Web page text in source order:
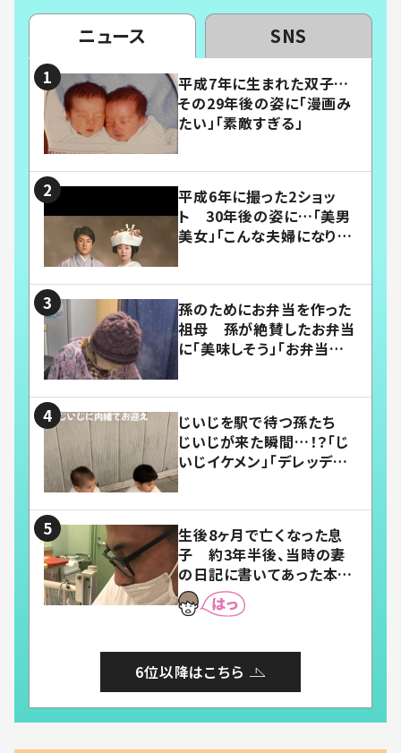
ニュース SNS
平成7年に生まれた双子…
その29年後の姿に「漫画み
たい」「素敵すぎる」
平成6年に撮った2ショッ
ト 30年後の姿に…「美男
美女」「こんな夫婦になりた
孫のためにお弁当を作った
祖母 孫が絶賛したお弁当
に「美味しそう」「お弁当すご
じいじを駅で待つ孫たち
じいじが来た瞬間…！？「じ
いじイケメン」「デレッデレ」
生後8ヶ月で亡くなった息
子 約3年半後、当時の妻
の日記に書いてあった本音
とは
6位以降はこちら